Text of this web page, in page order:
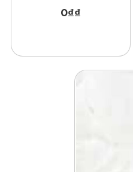
GDT3030Mosaic002
0₫₫